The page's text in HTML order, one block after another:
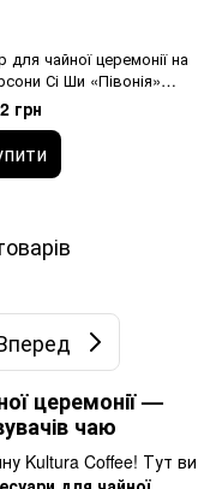
для чайної церемонії на
Сі Ши «Півонія»
глина) 220 мл
грн
церемонії —
чаю
Kultura Coffee! Тут ви